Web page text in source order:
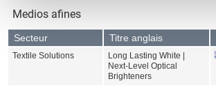
Medios afines
Secteur Titre anglais
Textile Solutions
Long Lasting White |
Next-Level Optical
Brighteners